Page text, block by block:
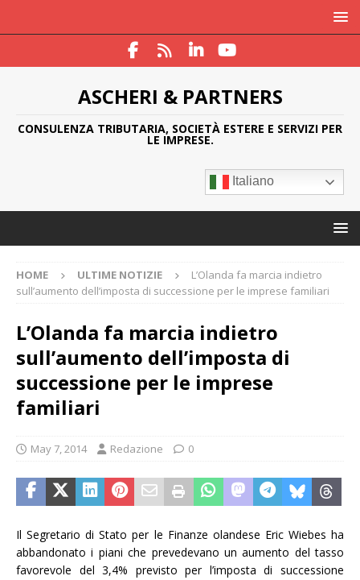
ASCHERI & PARTNERS
CONSULENZA TRIBUTARIA, SOCIETÀ ESTERE E SERVIZI PER
LE IMPRESE.
Italiano
HOME ULTIME NOTIZIE
L’Olanda fa marcia indietro
sull’aumento dell’imposta di successione per le imprese familiari
L’Olanda fa marcia indietro
sull’aumento dell’imposta di
successione per le imprese
familiari
May 7, 2014 Redazione 0
Il Segretario di Stato per le Finanze olandese Eric Wiebes ha
abbandonato i piani che prevedevano un aumento del tasso
favorevole del 3,4% previsto per l’imposta di successione